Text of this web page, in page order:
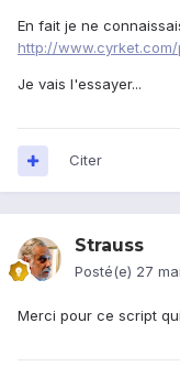
En fait je ne
http://
Je vais l'essayer...
Citer
Strauss
Posté(e) 27
Merci pour ce script